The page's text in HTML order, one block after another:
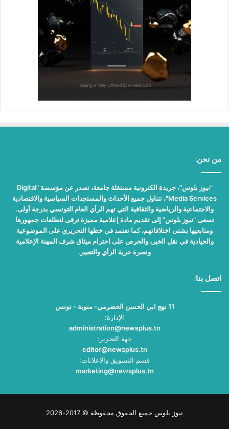
من نحن:
"نيوز بلوس"، جريدة الكترونية مستقلة جامعة، تصدر عن مؤسسة "Digital
Media Services"، تتناول جميع الأحداث والمستجدات السياسية والاقتصادية
والاجتماعية والرياضية والثقافية التي تهم الرأي العام التونسي بدرجة أولى.
تسعى "نيوز بلوس" إلى تقديم مادة إعلامية مميزة ترقى لتطلعات جمهورها
ومتابعيها بشتى اختلافاتهم، كما تعتمد في خطها التحريري على الموضوعية
والحيادية في نقل الخبر، والحرص على احترام ميثاق شرف المهنة الإعلامية
ونصرة حرية الرأي والتعبير.
اتصل بنا:
11 نهج ابي الحسن الحضرمي- منوبة - تونس
الإدارة:
administration@newsplus.tn
جهة التحرير:
editor@newsplus.tn
قسم التسويق والاعلانات:
marketing@newsplus.tn
نيوز بلوس جميع الحقوق محفوظة © 2017-2026